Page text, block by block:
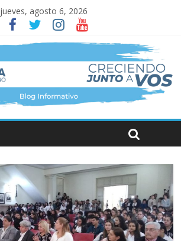
jueves, agosto 6, 2026